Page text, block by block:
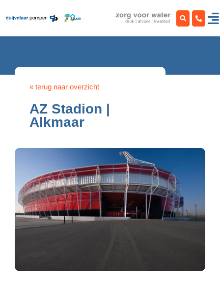
naar
« terug naar overzicht
AZ Stadion |
Alkmaar